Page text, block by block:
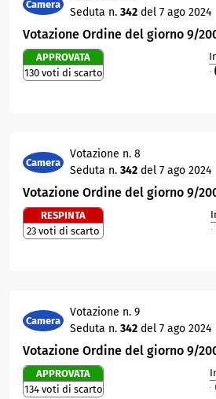
Camera
Seduta n. 342 del 7 ago 2024
Votazione Ordine del giorno 9/
APPROVATA
130 voti di scarto
Camera
Votazione n. 8
Seduta n. 342 del 7 ago 2024
Votazione Ordine del giorno 9/
RESPINTA
23 voti di scarto
Camera
Votazione n. 9
Seduta n. 342 del 7 ago 2024
Votazione Ordine del giorno 9/
APPROVATA
134 voti di scarto